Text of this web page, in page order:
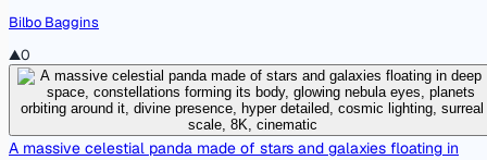
Bilbo Baggins
▲0
A massive celestial panda made of stars and galaxies floating in